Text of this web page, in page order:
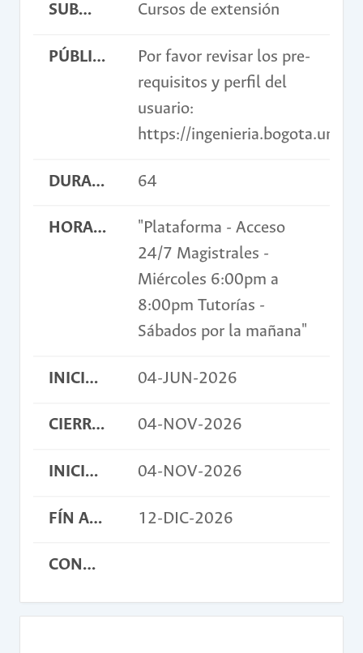
SUBMODALIDAD Cursos de extensión
PÚBLICO OBJETIVO
Por favor revisar los pre-
requisitos y perfil del
usuario:
https://
DURACIÓN EN HORAS 64
HORARIO
"Plataforma - Acceso
24/7 Magistrales -
Miércoles 6:00pm a
8:00pm Tutorías -
Sábados por la mañana"
INICIO INSCRIPCIONES 04-JUN-2026
CIERRE INSCRIPCIONES 04-NOV-2026
INICIO ACTIVIDAD 04-NOV-2026
FÍN ACTIVIDAD 12-DIC-2026
CONDICIONES